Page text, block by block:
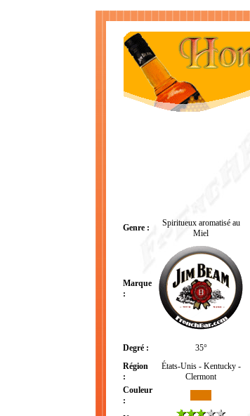
Genre :
Spiritueux aromatisé au
Miel
Marque
:
Degré :
35°
Région
:
États-Unis - Kentucky -
Clermont
Couleur
: